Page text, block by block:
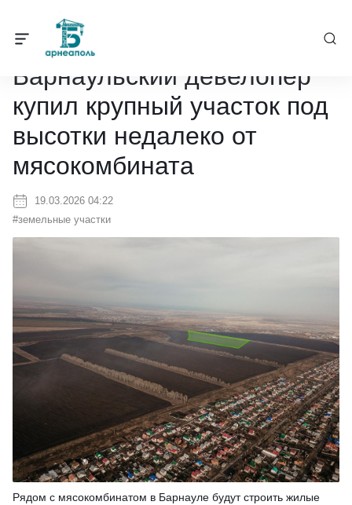
Барнеаполь / Барнаульский девелопер купил крупный
Барнаульский девелопер
купил крупный участок под
высотки недалеко от
мясокомбината
19.03.2026 04:22
#земельные участки
Рядом с мясокомбинатом в Барнауле будут строить жилые